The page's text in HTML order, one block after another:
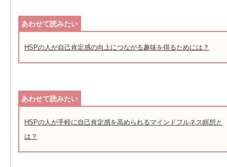
HSPの人が自己肯定感の向上につながる趣味を得るためには？
HSPの人が手軽に自己肯定感を高められるマインドフルネス瞑想と
は？